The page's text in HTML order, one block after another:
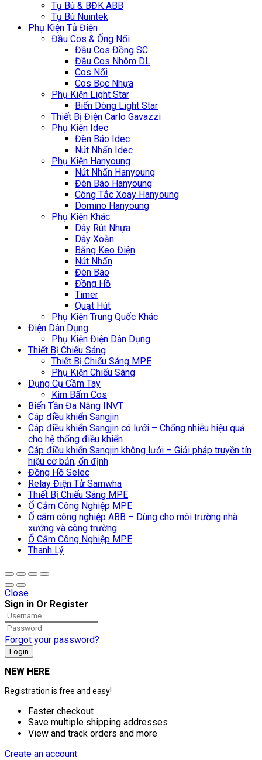
Tụ Bù & BĐK ABB
Tụ Bù Nuintek
Phụ Kiện Tủ Điện
Đầu Cos & Ống Nối
Đầu Cos Đồng SC
Đầu Cos Nhôm DL
Cos Nối
Cos Bọc Nhựa
Phụ Kiện Light Star
Biến Dòng Light Star
Thiết Bị Điện Carlo Gavazzi
Phụ Kiện Idec
Đèn Báo Idec
Nút Nhấn Idec
Phụ Kiện Hanyoung
Nút Nhấn Hanyoung
Đèn Báo Hanyoung
Công Tắc Xoay Hanyoung
Domino Hanyoung
Phụ Kiện Khác
Dây Rút Nhựa
Dây Xoắn
Băng Keo Điện
Nút Nhấn
Đèn Báo
Đồng Hồ
Timer
Quạt Hút
Phụ Kiện Trung Quốc Khác
Điện Dân Dụng
Phụ Kiện Điện Dân Dụng
Thiết Bị Chiếu Sáng
Thiết Bị Chiếu Sáng MPE
Phụ Kiện Chiếu Sáng
Dụng Cụ Cầm Tay
Kìm Bấm Cos
Biến Tần Đa Năng INVT
Cáp điều khiển Sangjin
Cáp điều khiển Sangjin có lưới – Chống nhiễu hiệu quả
cho hệ thống điều khiển
Cáp điều khiển Sangjin không lưới – Giải pháp truyền tín
hiệu cơ bản, ổn định
Đồng Hồ Selec
Relay Điện Tử Samwha
Thiết Bị Chiếu Sáng MPE
Ổ Cắm Công Nghiệp MPE
Ổ cắm công nghiệp ABB – Dùng cho môi trường nhà
xưởng và công trường
Ổ Cắm Công Nghiệp MPE
Thanh Lý
Close
Sign in Or Register
Forgot your password?
NEW HERE
Registration is free and easy!
Faster checkout
Save multiple shipping addresses
View and track orders and more
Create an account